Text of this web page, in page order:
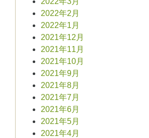
2022年2月
2022年1月
2021年12月
2021年11月
2021年10月
2021年9月
2021年8月
2021年7月
2021年6月
2021年5月
2021年4月